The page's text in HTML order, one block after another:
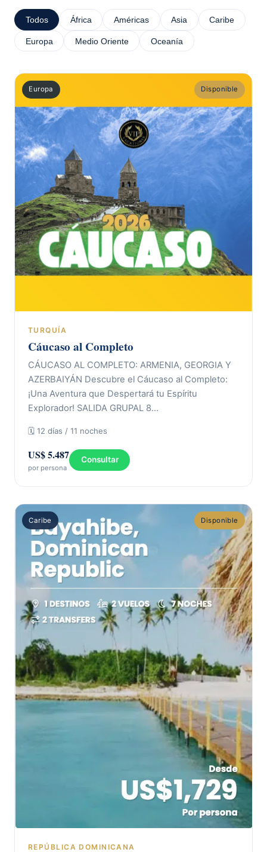
Todos África Américas Asia Caribe
Europa Medio Oriente Oceanía
Europa Disponible
TURQUÍA
Cáucaso al Completo
CÁUCASO AL COMPLETO: ARMENIA, GEORGIA Y
AZERBAIYÁN Descubre el Cáucaso al Completo:
¡Una Aventura que Despertará tu Espíritu
Explorador! SALIDA GRUPAL 8…
🗓 12 días / 11 noches
US$ 5.487
por persona
Consultar
Caribe Disponible
REPÚBLICA DOMINICANA